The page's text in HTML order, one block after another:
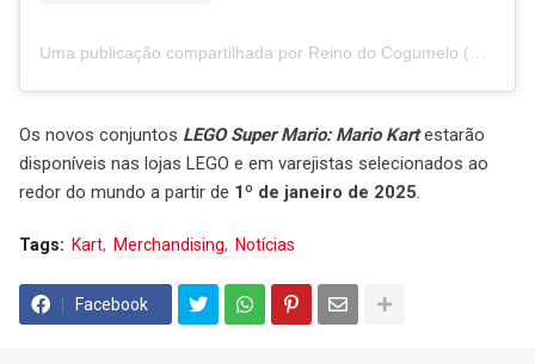
Os novos conjuntos LEGO Super Mario: Mario Kartestarão
disponíveis nas lojas LEGO e em varejistas selecionados ao
redor do mundo a partir de 1º de janeiro de 2025.
Tags: Kart Merchandising Notícias
Facebook